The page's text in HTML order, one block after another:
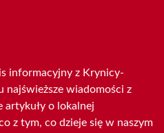
informacyjny z Krynicy-
najświeższe wiadomości z
artykuły o lokalnej
z tym, co dzieje się w naszym